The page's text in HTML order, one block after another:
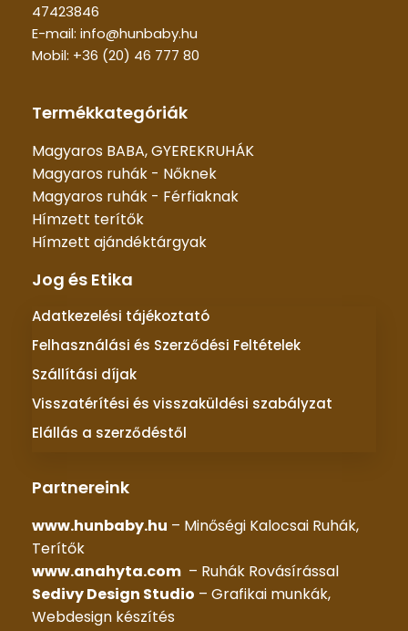
47423846
E-mail: info@hunbaby.hu
Mobil: +36 (20) 46 777 80
Termékkategóriák
Magyaros BABA, GYEREKRUHÁK
Magyaros ruhák - Nőknek
Magyaros ruhák - Férfiaknak
Hímzett terítők
Hímzett ajándéktárgyak
Jog és Etika
Adatkezelési tájékoztató
Felhasználási és Szerződési Feltételek
Szállítási díjak
Visszatérítési és visszaküldési szabályzat
Elállás a szerződéstől
Partnereink
www.hunbaby.hu – Minőségi Kalocsai Ruhák,
Terítők
www.anahyta.com – Ruhák Rovásírással
Sedivy Design Studio – Grafikai munkák,
Webdesign készítés